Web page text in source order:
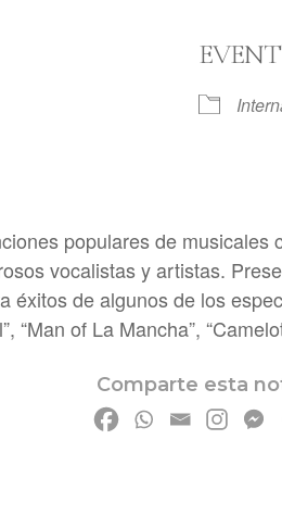
populares de
vocalistas y artistas.
de algunos de los
“Man of La Mancha”,
Comparte esta